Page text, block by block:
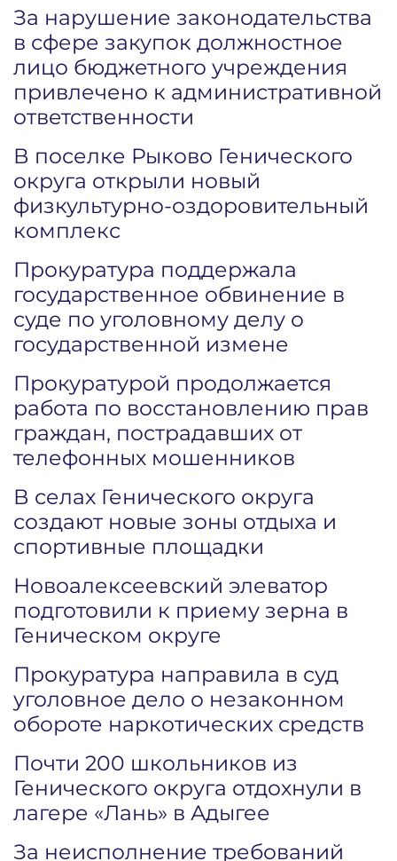
За нарушение законодательства
в сфере закупок должностное
лицо бюджетного учреждения
привлечено к административной
ответственности
В поселке Рыково Генического
округа открыли новый
физкультурно-оздоровительный
комплекс
Прокуратура поддержала
государственное обвинение в
суде по уголовному делу о
государственной измене
Прокуратурой продолжается
работа по восстановлению прав
граждан, пострадавших от
телефонных мошенников
В селах Генического округа
создают новые зоны отдыха и
спортивные площадки
Новоалексеевский элеватор
подготовили к приему зерна в
Геническом округе
Прокуратура направила в суд
уголовное дело о незаконном
обороте наркотических средств
Почти 200 школьников из
Генического округа отдохнули в
лагере «Лань» в Адыгее
За неисполнение требований